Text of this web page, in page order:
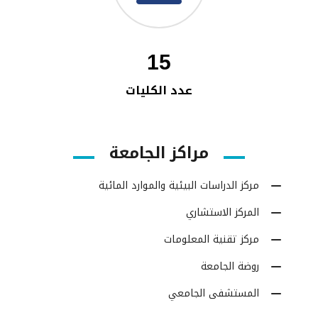
15
عدد الكليات
مراكز الجامعة
مركز الدراسات البيئية والموارد المائية
المركز الاستشاري
مركز تقنية المعلومات
روضة الجامعة
المستشفى الجامعي